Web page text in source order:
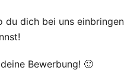
dich bei uns einbringen
Bewerbung! 🙂